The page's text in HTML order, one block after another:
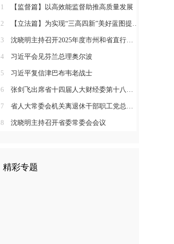
1 【监督篇】以高效能监督助推高质量发展
2 【立法篇】为实现“三高四新”美好蓝图提供坚实法治保障
3 沈晓明主持召开2025年度市州和省直行业系统党（工）委书记抓基层党建工作述职评议会议
4 习近平会见芬兰总理奥尔波
5 习近平复信津巴布韦老战士
6 张剑飞出席省十四届人大财经委第十八次全体会议
7 省人大常委会机关离退休干部职工党总支召开2025年度总结表彰大会
8 沈晓明主持召开省委常委会会议
精彩专题